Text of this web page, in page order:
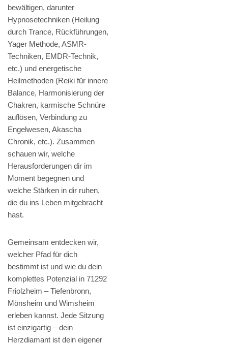
bewältigen, darunter
Hypnosetechniken (Heilung
durch Trance, Rückführungen,
Yager Methode, ASMR-
Techniken, EMDR-Technik,
etc.) und energetische
Heilmethoden (Reiki für innere
Balance, Harmonisierung der
Chakren, karmische Schnüre
auflösen, Verbindung zu
Engelwesen, Akascha
Chronik, etc.). Zusammen
schauen wir, welche
Herausforderungen dir im
Moment begegnen und
welche Stärken in dir ruhen,
die du ins Leben mitgebracht
hast.
Gemeinsam entdecken wir,
welcher Pfad für dich
bestimmt ist und wie du dein
komplettes Potenzial in 71292
Friolzheim – Tiefenbronn,
Mönsheim und Wimsheim
erleben kannst. Jede Sitzung
ist einzigartig – dein
Herzdiamant ist dein eigener